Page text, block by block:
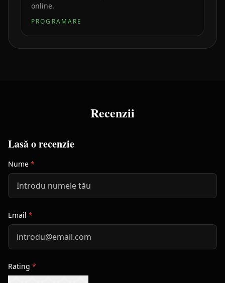
online.
PROGRAMARE
Recenzii
Lasă o recenzie
Nume *
Email *
Rating *